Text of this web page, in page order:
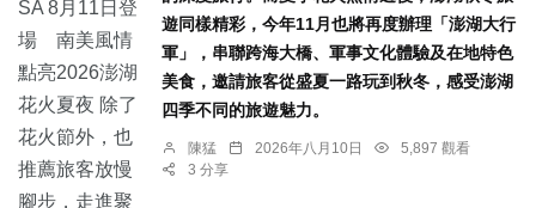
遊同樣精彩，今年11月也將再度辦理「澎湖大行
軍」，串聯跨海大橋、軍事文化體驗及在地特色
美食，邀請旅客從盛夏一路玩到秋冬，感受澎湖
四季不同的旅遊魅力。
陳猛 2026年八月10日
5,897 觀看
3 分享